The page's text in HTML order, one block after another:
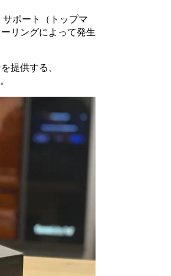
ポート（トップマ
リングによって発生
提供する、